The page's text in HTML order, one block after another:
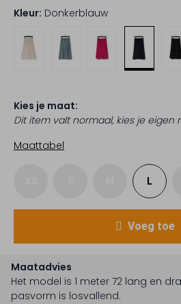
Kleur: Donkerblauw
Kies je maat:
Dit item valt normaal, kies je eigen
Maattabel
L
Voeg toe
Maatadvies
Het model is 1 meter 72 lang en
pasvorm is losvallend.